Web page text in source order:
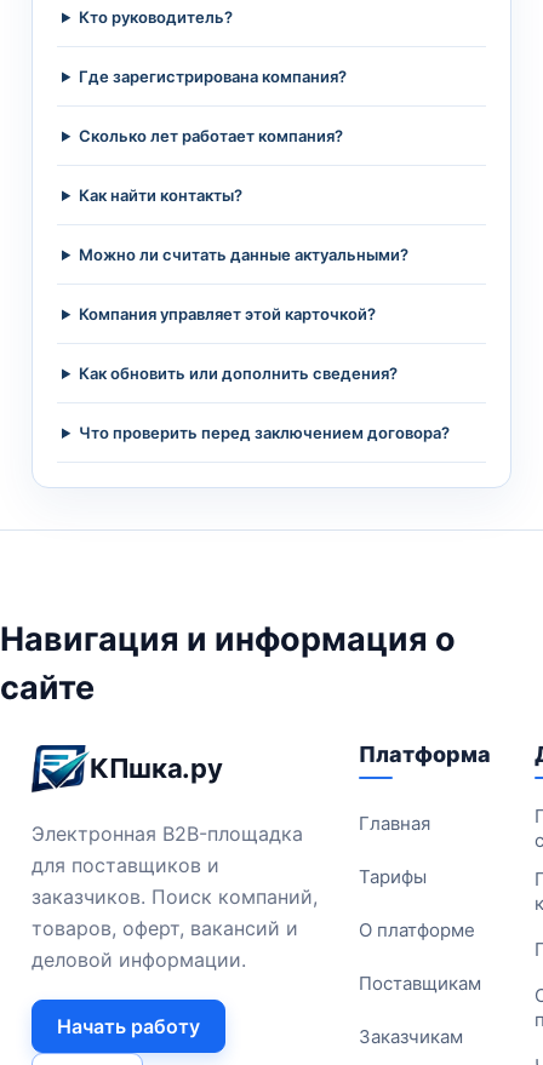
Кто руководитель?
Где зарегистрирована компания?
Сколько лет работает компания?
Как найти контакты?
Можно ли считать данные актуальными?
Компания управляет этой карточкой?
Как обновить или дополнить сведения?
Что проверить перед заключением договора?
Навигация и информация о
сайте
КПшка.ру
Электронная B2B-площадка
для поставщиков и
заказчиков. Поиск компаний,
товаров, оферт, вакансий и
деловой информации.
Начать работу
Платформа
Главная
Тарифы
О платформе
Поставщикам
Заказчикам